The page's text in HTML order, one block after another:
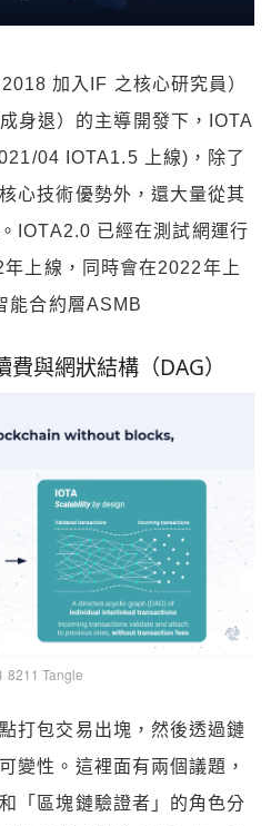
加入IF 之核心研究員）
身退）的主導開發下，IOTA
04 IOTA1.5 上線)，除了
心技術優勢外，還大量從其
IOTA2.0 已經在測試網運行
上線，同時會在2022年上
能合約層ASMB
與網狀結構（DAG）
8211 Tangle
打包交易出塊，然後透過鏈
變性。這裡面有兩個議題，
「區塊鏈驗證者」的角色分